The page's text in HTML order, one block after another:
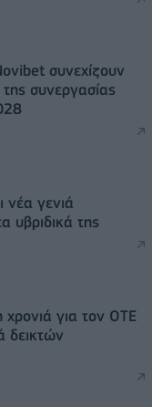
συνεχίζουν
συνεργασίας
νέα γενιά
υβριδικά της
για τον ΟΤΕ
δεικτών